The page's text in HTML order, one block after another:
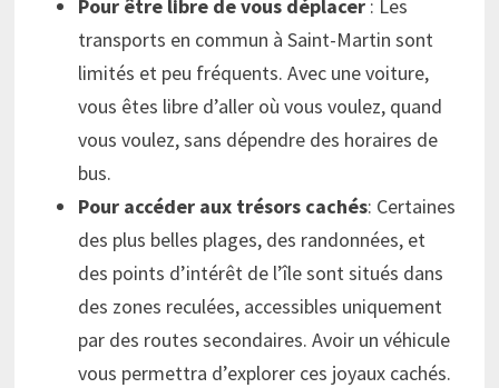
Pour être libre de vous déplacer : Les
transports en commun à Saint-Martin sont
limités et peu fréquents. Avec une voiture,
vous êtes libre d’aller où vous voulez, quand
vous voulez, sans dépendre des horaires de
bus.
Pour accéder aux trésors cachés: Certaines
des plus belles plages, des randonnées, et
des points d’intérêt de l’île sont situés dans
des zones reculées, accessibles uniquement
par des routes secondaires. Avoir un véhicule
vous permettra d’explorer ces joyaux cachés.